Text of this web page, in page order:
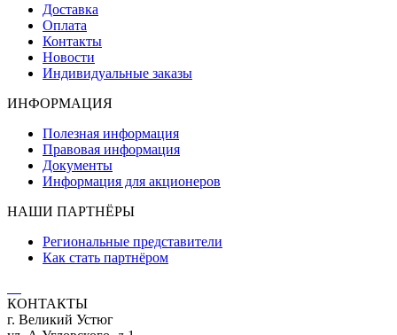
Доставка
Оплата
Контакты
Новости
Индивидуальные заказы
ИНФОРМАЦИЯ
Полезная информация
Правовая информация
Документы
Информация для акционеров
НАШИ ПАРТНЁРЫ
Региональные представители
Как стать партнёром
КОНТАКТЫ
г. Великий Устюг